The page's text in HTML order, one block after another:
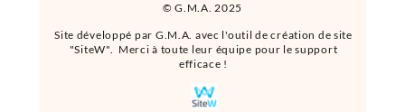
© G.M.A. 2025
Site développé par G.M.A. avec l'outil de création de site
"SiteW". Merci à toute leur équipe pour le support
efficace !